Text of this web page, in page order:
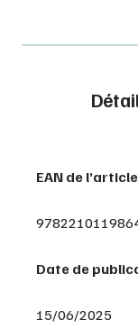
EAN de l’article
Date de
15/06/2025